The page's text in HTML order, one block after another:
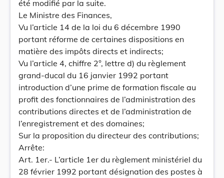
été modifié par la suite.
Le Ministre des Finances,
Vu l’article 14 de la loi du 6 décembre 1990
portant réforme de certaines dispositions en
matière des impôts directs et indirects;
Vu l’article 4, chiffre 2°, lettre d) du règlement
grand-ducal du 16 janvier 1992 portant
introduction d’une prime de formation fiscale au
profit des fonctionnaires de l’administration des
contributions directes et de l’administration de
l’enregistrement et des domaines;
Sur la proposition du directeur des contributions;
Arrête:
Art. 1er.- L’article 1er du règlement ministériel du
28 février 1992 portant désignation des postes à